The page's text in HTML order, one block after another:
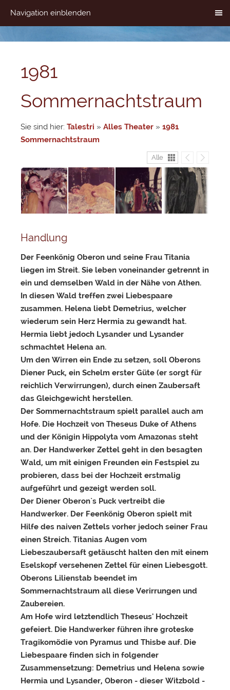
Navigation einblenden
1981
Sommernachtstraum
Sie sind hier: Talestri » Alles Theater » 1981
Sommernachtstraum
Alle
Handlung
Der Feenkönig Oberon und seine Frau Titania
liegen im Streit. Sie leben voneinander getrennt in
ein und demselben Wald in der Nähe von Athen.
In diesen Wald treffen zwei Liebespaare
zusammen. Helena liebt Demetrius, welcher
wiederum sein Herz Hermia zu gewandt hat.
Hermia liebt jedoch Lysander und Lysander
schmachtet Helena an.
Um den Wirren ein Ende zu setzen, soll Oberons
Diener Puck, ein Schelm erster Güte (er sorgt für
reichlich Verwirrungen), durch einen Zaubersaft
das Gleichgewicht herstellen.
Der Sommernachtstraum spielt parallel auch am
Hofe. Die Hochzeit von Theseus Duke of Athens
und der Königin Hippolyta vom Amazonas steht
an. Der Handwerker Zettel geht in den besagten
Wald, um mit einigen Freunden ein Festspiel zu
probieren, dass bei der Hochzeit erstmalig
aufgeführt und gezeigt werden soll.
Der Diener Oberon`s Puck vertreibt die
Handwerker. Der Feenkönig Oberon spielt mit
Hilfe des naiven Zettels vorher jedoch seiner Frau
einen Streich. Titanias Augen vom
Liebeszaubersaft getäuscht halten den mit einem
Eselskopf versehenen Zettel für einen Liebesgott.
Oberons Lilienstab beendet im
Sommernachtstraum all diese Verirrungen und
Zaubereien.
Am Hofe wird letztendlich Theseus' Hochzeit
gefeiert. Die Handwerker führen ihre groteske
Tragikomödie von Pyramus und Thisbe auf. Die
Liebespaare finden sich in folgender
Zusammensetzung: Demetrius und Helena sowie
Hermia und Lysander, Oberon - dieser Witzbold -